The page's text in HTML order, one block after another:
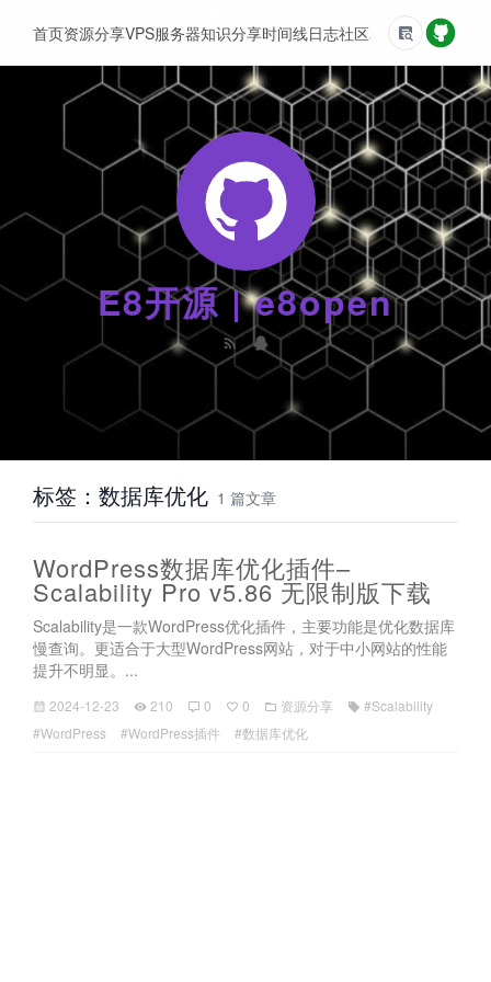
E8开源 | e8open
首页资源分享VPS服务器知识分享时间线日志社区友情链接
标签：数据库优化 1 篇文章
WordPress数据库优化插件–
Scalability Pro v5.86 无限制版下载
Scalability是一款WordPress优化插件，主要功能是优化数据库
慢查询。更适合于大型WordPress网站，对于中小网站的性能
提升不明显。...
2024-12-23 210 0 0 资源分享
#Scalability
#WordPress
#WordPress插件 #数据库优化